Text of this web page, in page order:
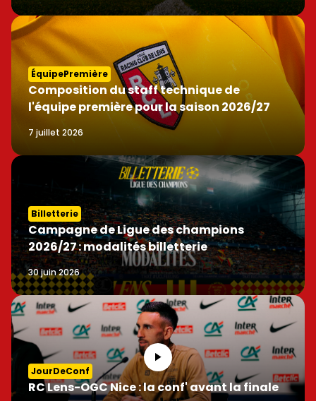
ÉquipePremière
Composition du staff technique de
l'équipe première pour la saison 2026/27
7 juillet 2026
Billetterie
Campagne de Ligue des champions
2026/27 : modalités billetterie
30 juin 2026
JourDeConf
RC Lens-OGC Nice : la conf' avant la finale